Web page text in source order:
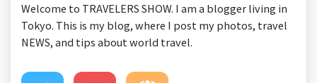
Welcome to TRAVELERS SHOW. I am a blogger living in
Tokyo. This is my blog, where I post my photos, travel
NEWS, and tips about world travel.